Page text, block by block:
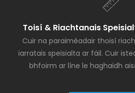
Toisí & Riachtanais
Cuir na paraiméadair thoisí
iarratais speisialta ar fáil. Cuir
bhfoirm ar líne le haghaidh